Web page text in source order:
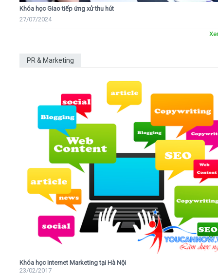
Khóa học Giao tiếp ứng xử thu hút
27/07/2024
PR & Marketing
Khóa học Internet Marketing tại Hà Nội
23/02/2017